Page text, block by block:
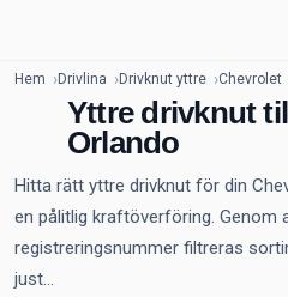
Hem Drivlina Drivknut yttre Chevrolet
Yttre drivknut
Orlando
Hitta rätt yttre drivknut för din
en pålitlig kraftöverföring. Genom
registreringsnummer filtreras
just...